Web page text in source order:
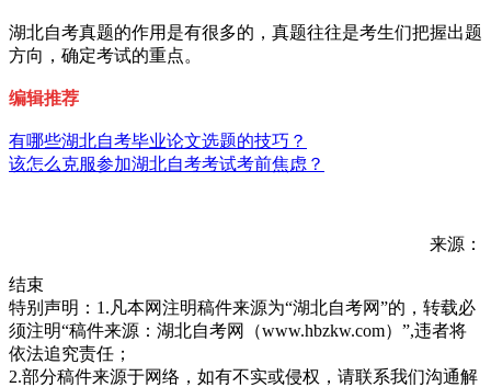
湖北自考真题的作用是有很多的，真题往往是考生们把握出题
方向，确定考试的重点。
编辑推荐
有哪些湖北自考毕业论文选题的技巧？
该怎么克服参加湖北自考考试考前焦虑？
来源：
结束
特别声明：1.凡本网注明稿件来源为“湖北自考网”的，转载必
须注明“稿件来源：湖北自考网（www.hbzkw.com）”,违者将
依法追究责任；
2.部分稿件来源于网络，如有不实或侵权，请联系我们沟通解